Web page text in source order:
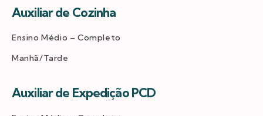
Auxiliar de Cozinha
Ensino Médio – Completo
Manhã/Tarde
Auxiliar de Expedição PCD